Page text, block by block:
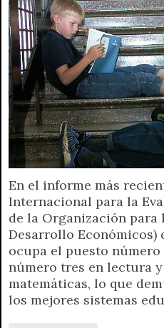
En el informe más
Internacional para la
de la Organización para
Desarrollo Económicos)
ocupa el puesto
número tres en lectura
matemáticas, lo que
los mejores sistemas